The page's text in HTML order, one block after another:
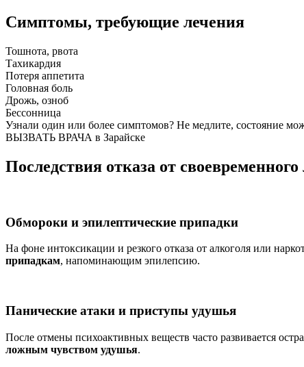
Симптомы, требующие лечения
Тошнота, рвота
Тахикардия
Потеря аппетита
Головная боль
Дрожь, озноб
Бессонница
Узнали один или более симптомов? Не медлите, состояние
ВЫЗВАТЬ ВРАЧА в Зарайске
Последствия отказа от
Обмороки и эпилептические припадки
На фоне интоксикации и резкого отказа от алкоголя или
припадкам, напоминающим эпилепсию.
Панические атаки и приступы удушья
После отмены психоактивных веществ часто развивается
ложным чувством удушья.